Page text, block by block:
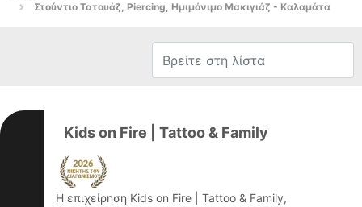
Στούντιο Τατουάζ, Piercing, Ημιμόνιμο Μακιγιάζ - Καλαμάτα
Kids on Fire | Tattoo & Family
Η επιχείρηση Kids on Fire | Tattoo & Family,